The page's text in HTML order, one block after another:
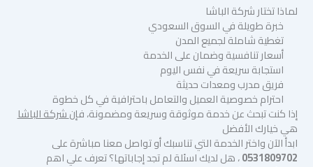
لماذا تختار شركة الباشا
خبرة طويلة في السوق السعودي
تغطية شاملة لجميع المدن
أسعار تنافسية وضمان على الخدمة
استجابة سريعة في نفس اليوم
فريق مدرب ومعدات حديثة
احترام خصوصية العميل والتعامل باحترافية في كل خطوة
إذا كنت تبحث عن خدمة موثوقة وسريعة ومضمونة، فإنشركة الباشا
هي خيارك الأفضل
ابدأ الآن واختر الخدمة التي تناسبك أو تواصل معنا مباشرة على
0531809702، هل لديك اسئلة لم تجد إجاباتها؟ تعرف علي اهم